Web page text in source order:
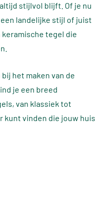
stijlvol blijft. Of je nu
landelijke stijl of juist
keramische tegel die
het maken van de
je een breed
van klassiek tot
kunt vinden die jouw huis